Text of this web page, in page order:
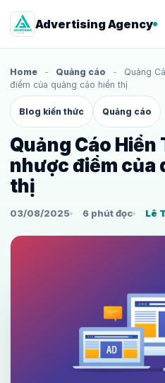
Advertising Agency
Home - Quảng cáo -
Quảng
điểm của quảng cáo hiển thị
Blog kiến thức Quảng cáo
Quảng Cáo Hiển
nhược điểm của
thị
03/08/2025 6 phút đọc Lê